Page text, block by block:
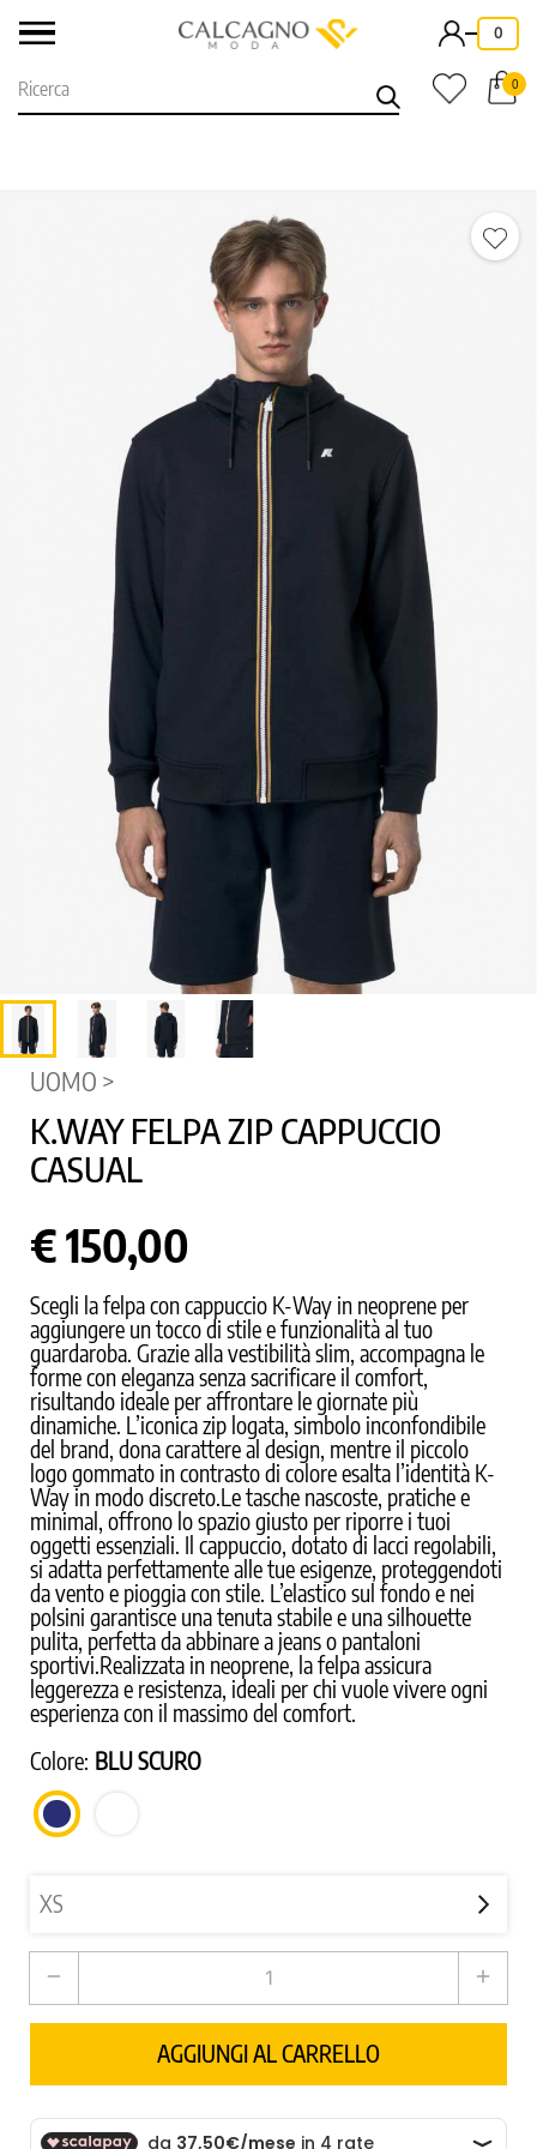
- 0
0
UOMO >
K.WAY FELPA ZIP CAPPUCCIO
CASUAL
€ 150,00
Scegli la felpa con cappuccio K-Way in neoprene per
aggiungere un tocco di stile e funzionalità al tuo
guardaroba. Grazie alla vestibilità slim, accompagna le
forme con eleganza senza sacrificare il comfort,
risultando ideale per affrontare le giornate più
dinamiche. L’iconica zip logata, simbolo inconfondibile
del brand, dona carattere al design, mentre il piccolo
logo gommato in contrasto di colore esalta l’identità K-
Way in modo discreto.Le tasche nascoste, pratiche e
minimal, offrono lo spazio giusto per riporre i tuoi
oggetti essenziali. Il cappuccio, dotato di lacci regolabili,
si adatta perfettamente alle tue esigenze, proteggendoti
da vento e pioggia con stile. L’elastico sul fondo e nei
polsini garantisce una tenuta stabile e una silhouette
pulita, perfetta da abbinare a jeans o pantaloni
sportivi.Realizzata in neoprene, la felpa assicura
leggerezza e resistenza, ideali per chi vuole vivere ogni
esperienza con il massimo del comfort.
Colore: BLU SCURO
BLU
SCURO
remove add
AGGIUNGI AL CARRELLO